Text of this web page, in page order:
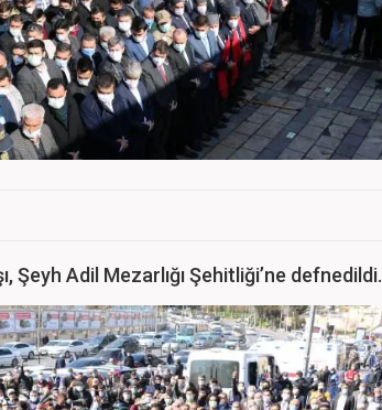
Şeyh Adil Mezarlığı Şehitliği’ne defnedildi.